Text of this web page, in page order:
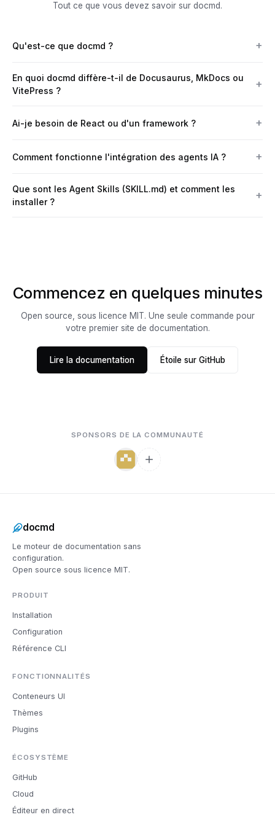
Tout ce que vous devez savoir sur docmd.
Qu'est-ce que docmd ?
En quoi docmd diffère-t-il de Docusaurus, MkDocs ou
VitePress ?
Ai-je besoin de React ou d'un framework ?
Comment fonctionne l'intégration des agents IA ?
Que sont les Agent Skills (SKILL.md) et comment les
installer ?
Commencez en quelques minutes
Open source, sous licence MIT. Une seule commande pour
votre premier site de documentation.
Lire la documentation Étoile sur GitHub
SPONSORS DE LA COMMUNAUTÉ
docmd
Le moteur de documentation sans
configuration.
Open source sous licence MIT.
PRODUIT
Installation
Configuration
Référence CLI
FONCTIONNALITÉS
Conteneurs UI
Thèmes
Plugins
ÉCOSYSTÈME
GitHub
Cloud
Éditeur en direct